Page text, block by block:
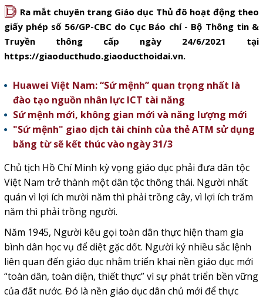
D Ra mắt chuyên trang Giáo dục Thủ đô hoạt động theo
giấy phép số 56/GP-CBC do Cục Báo chí - Bộ Thông tin &
Truyền thông cấp ngày 24/6/2021 tại
https://giaoducthudo.giaoducthoidai.vn.
Huawei Việt Nam: “Sứ mệnh” quan trọng nhất là
đào tạo nguồn nhân lực ICT tài năng
Sứ mệnh mới, không gian mới và năng lượng mới
"Sứ mệnh" giao dịch tài chính của thẻ ATM sử dụng
băng từ sẽ kết thúc vào ngày 31/3
Chủ tịch Hồ Chí Minh kỳ vọng giáo dục phải đưa dân tộc
Việt Nam trở thành một dân tộc thông thái. Người nhất
quán vì lợi ích mười năm thì phải trồng cây, vì lợi ích trăm
năm thì phải trồng người.
Năm 1945, Người kêu gọi toàn dân thực hiện tham gia
bình dân học vụ để diệt gặc dốt. Người ký nhiều sắc lệnh
liên quan đến giáo dục nhằm triển khai nền giáo dục mới
“toàn dân, toàn diện, thiết thực” vì sự phát triển bền vững
của đất nước. Đó là nền giáo dục dân chủ mới để thực